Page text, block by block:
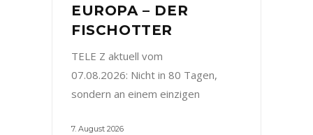
EUROPA – DER
FISCHOTTER
TELE Z aktuell vom
07.08.2026: Nicht in 80 Tagen,
sondern an einem einzigen
7. August 2026